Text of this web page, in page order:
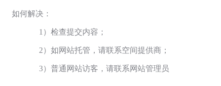
如何解决：
1）检查提交内容；
2）如网站托管，请联系空间提供商；
3）普通网站访客，请联系网站管理员